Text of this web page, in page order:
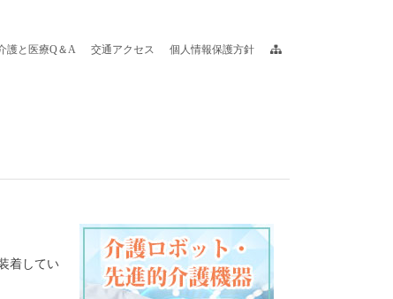
護と医療Q＆A 交通アクセス 個人情報保護方針
着してい